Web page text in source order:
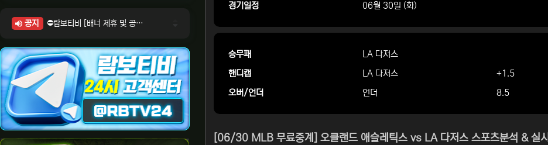
경기일정
06월 30일 (화)
승무패 LA 다저스
핸디캡
LA 다저스 +1.5
오버/언더
언더 8.5
[06/30 MLB 무료중계] 오클랜드 애슬레틱스 vs LA 다저스 스포츠분석 &
공지
⛔람보티비 [배너 제휴 및 공식 입점 문의 안내]
⛔람보티비 [정회원 등급UP! 안내사항]
⛔람보티비 [채팅방 이용시 주의사항]
⛔람보티비 [공식보증업체 안내]